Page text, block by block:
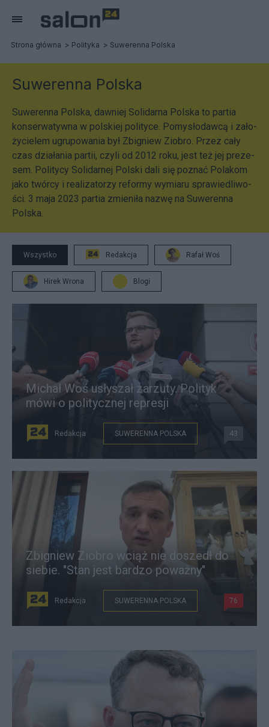
Strona główna Polityka Suwerenna Polska
Suwerenna Polska
Suwerenna Polska, dawniej Solidarna Polska to partia
konserwatywna w polskiej polityce. Pomy­sło­dawcą i zało­
ży­cie­lem ugru­po­wa­nia był Zbi­gniew Zio­bro. Przez cały
czas dzia­ła­nia par­tii, czyli od 2012 roku, jest też jej pre­ze­
sem. Poli­tycy Soli­dar­nej Pol­ski dali się poznać Pola­kom
jako twórcy i reali­za­to­rzy reformy wymiaru spra­wie­dli­wo­
ści. 3 maja 2023 partia zmieniła nazwę na Suwerenna
Polska.
Wszystko Redakcja Rafał Woś
Hirek Wrona Blogi
Michał Woś usłyszał zarzuty. Polityk
mówi o politycznej represji
Redakcja SUWERENNA POLSKA 43
Zbigniew Ziobro wciąż nie doszedł do
siebie. "Stan jest bardzo poważny"
Redakcja SUWERENNA POLSKA 76